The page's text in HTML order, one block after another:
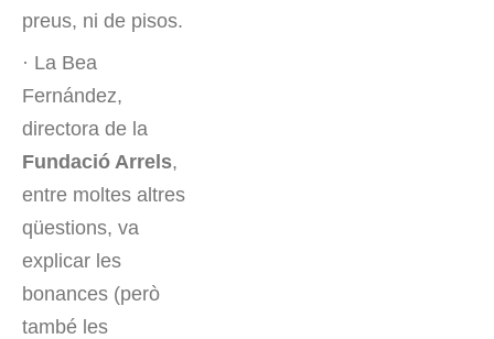
preus, ni de pisos.
· La Bea
Fernández,
directora de la
Fundació Arrels,
entre moltes altres
qüestions, va
explicar les
bonances (però
també les